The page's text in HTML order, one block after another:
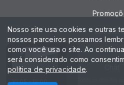
10:05 - 12:00
Nosso site usa cookies e outras
nossos parceiros possamos
como você usa o site. Ao
será considerado como
política de privacidade.